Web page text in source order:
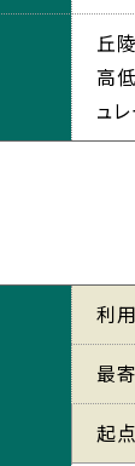
丘
高
ュ
利
最
起